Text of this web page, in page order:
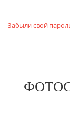
Забыли свой